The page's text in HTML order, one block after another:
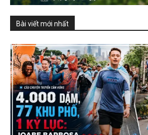
Bài viết mới nhất